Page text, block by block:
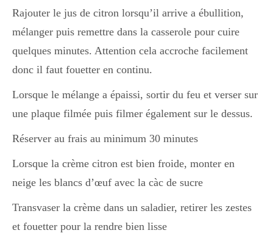
Rajouter le jus de citron lorsqu’il arrive a ébullition,
mélanger puis remettre dans la casserole pour cuire
quelques minutes. Attention cela accroche facilement
donc il faut fouetter en continu.
Lorsque le mélange a épaissi, sortir du feu et verser sur
une plaque filmée puis filmer également sur le dessus.
Réserver au frais au minimum 30 minutes
Lorsque la crème citron est bien froide, monter en
neige les blancs d’œuf avec la càc de sucre
Transvaser la crème dans un saladier, retirer les zestes
et fouetter pour la rendre bien lisse